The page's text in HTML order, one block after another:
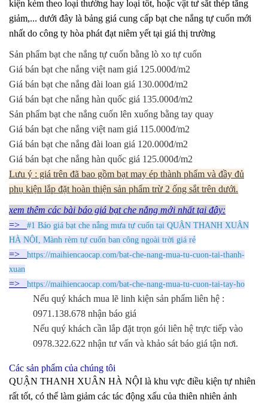
kiện kèm theo loại thường hay loại tốt, hoặc vật tư sắt thép tăng
giảm,... dưới đây là bảng giá cung cấp bạt che nắng tự cuốn mới
nhất do công ty hòa phát đạt niêm yết tại giá thị trường
Sản phẩm bạt che nắng tự cuốn bằng lò xo tự cuốn
Giá bán bạt che nắng việt nam giá 125.000đ/m2
Giá bán bạt che nắng đài loan giá 130.000đ/m2
Giá bán bạt che nắng hàn quốc giá 135.000đ/m2
Sản phẩm bạt che nắng cuốn lên xuống bằng tay quay
Giá bán bạt che nắng việt nam giá 115.000đ/m2
Giá bán bạt che nắng đài loan giá 120.000đ/m2
Giá bán bạt che nắng hàn quốc giá 125.000đ/m2
Lưu ý : giá trên đã bao gồm bạt may ép thành phẩm và đầy đủ
phụ kiện lắp đặt hoàn thiện sản phẩm trừ 2 ống sắt trên dưới.
xem thêm các bài báo giá bạt che nắng mới nhất tại đây:
=> #1 Báo giá bạt che nắng mưa tự cuốn tại QUẬN THANH XUÂN
HÀ NỘI, Mành rèm tự cuốn ban công ngoài trời giá rẻ
=>
https://maihiencaocap.com/bat-che-nang-mua-tu-cuon-tai-thanh-
xuan
=> https://maihiencaocap.com/bat-che-nang-mua-tu-cuon-tai-tay-ho
Nếu quý khách mua lẽ linh kiện sản phẩm liên hệ :
0971.138.678 nhận báo giá
Nếu quý khách cần lắp đặt trọn gói liên hệ trực tiếp vào
0978.322.622 nhận tư vấn và khảo sát báo giá tận nơi.
Các sản phẩm của chúng tôi
QUẬN THANH XUÂN HÀ NỘI là khu vực điều kiện tự nhiên
rất tốt, có thể làm giảm các tác động xấu của thiên nhiên ảnh